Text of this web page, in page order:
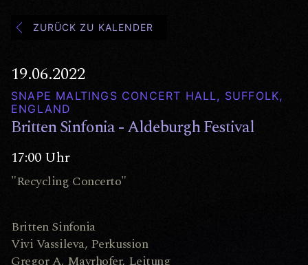
ZURÜCK ZU KALENDER
19.06.2022
SNAPE MALTINGS CONCERT HALL, SUFFOLK,
ENGLAND
Britten Sinfonia - Aldeburgh Festival
17:00 Uhr
"Recycling Concerto"
Britten Sinfonia
Vivi Vassileva, Perkussion
Gregor A. Mayrhofer, Leitung